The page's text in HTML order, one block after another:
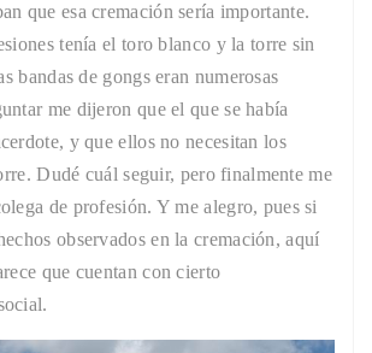
que esa cremación sería importante.
tenía el toro blanco y la torre sin
bandas de gongs eran numerosas
me dijeron que el que se había
y que ellos no necesitan los
Dudé cuál seguir, pero finalmente me
de profesión. Y me alegro, pues si
observados en la cremación, aquí
que cuentan con cierto